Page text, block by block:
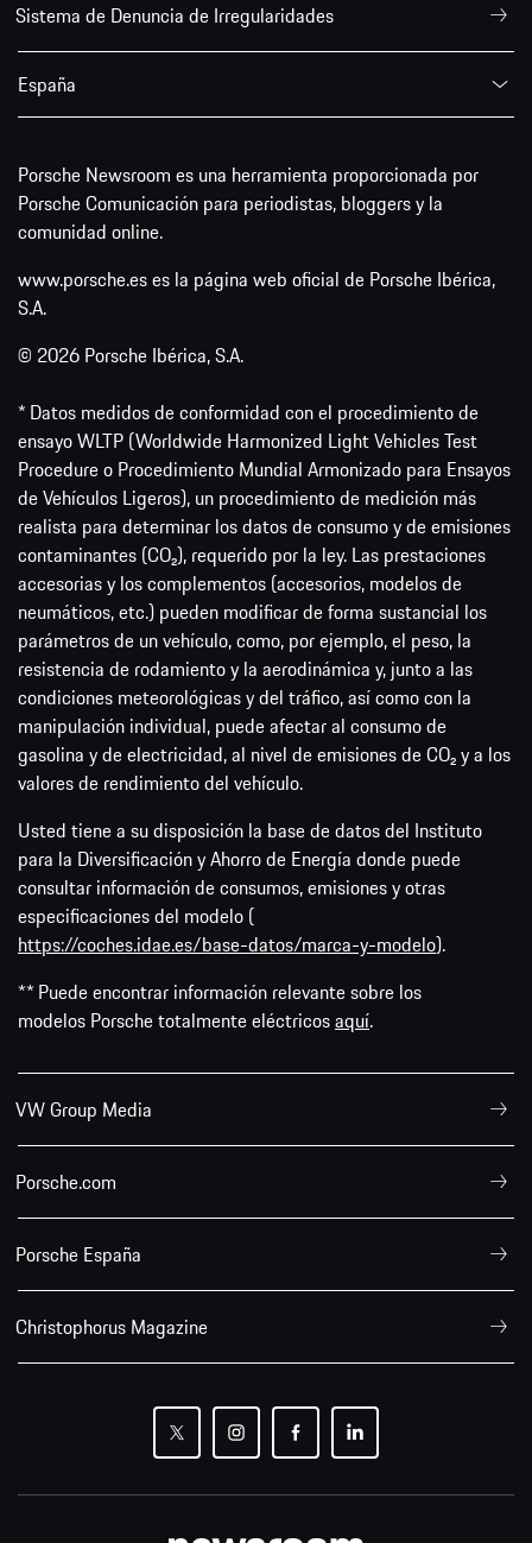
Sistema de Denuncia de Irregularidades
España
Porsche Newsroom es una herramienta proporcionada por
Porsche Comunicación para periodistas, bloggers y la
comunidad online.
www.porsche.es es la página web oficial de Porsche Ibérica,
S.A.
© 2026 Porsche Ibérica, S.A.
* Datos medidos de conformidad con el procedimiento de
ensayo WLTP (Worldwide Harmonized Light Vehicles Test
Procedure o Procedimiento Mundial Armonizado para Ensayos
de Vehículos Ligeros), un procedimiento de medición más
realista para determinar los datos de consumo y de emisiones
contaminantes (CO₂), requerido por la ley. Las prestaciones
accesorias y los complementos (accesorios, modelos de
neumáticos, etc.) pueden modificar de forma sustancial los
parámetros de un vehículo, como, por ejemplo, el peso, la
resistencia de rodamiento y la aerodinámica y, junto a las
condiciones meteorológicas y del tráfico, así como con la
manipulación individual, puede afectar al consumo de
gasolina y de electricidad, al nivel de emisiones de CO₂ y a los
valores de rendimiento del vehículo.
Usted tiene a su disposición la base de datos del Instituto
para la Diversificación y Ahorro de Energía donde puede
consultar información de consumos, emisiones y otras
especificaciones del modelo (
https://coches.idae.es/base-datos/marca-y-modelo).
** Puede encontrar información relevante sobre los
modelos Porsche totalmente eléctricosaquí.
VW Group Media
Porsche.com
Porsche España
Christophorus Magazine